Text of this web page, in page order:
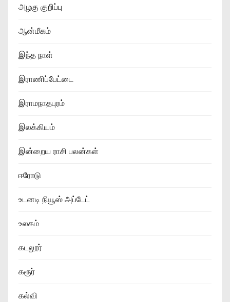
அழகு குறிப்பு
ஆன்மீகம்
இந்த நாள்
இராணிப்பேட்டை
இராமநாதபுரம்
இலக்கியம்
இன்றைய ராசி பலன்கள்
ஈரோடு
உடனடி நியூஸ் அப்டேட்
உலகம்
கடலூர்
கரூர்
கல்வி